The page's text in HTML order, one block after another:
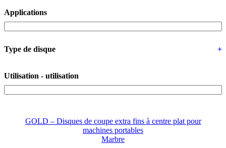
Applications
Type de disque +
Utilisation - utilisation
GOLD – Disques de coupe extra fins à centre plat pour
machines portables
Marbre